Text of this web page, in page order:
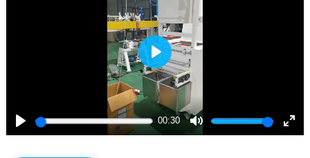
Play
00:30
Mute
Play